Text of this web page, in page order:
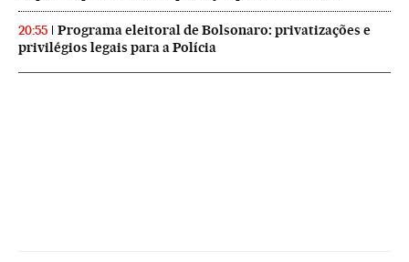
20:55
Programa eleitoral de Bolsonaro: privatizações e
privilégios legais para a Polícia